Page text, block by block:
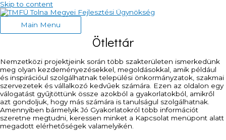
Skip to content
Main Menu
Ötlettár
Nemzetközi projektjeink során több szakterületen ismerkedünk
meg olyan kezdeményezésekkel, megoldásokkal, amik például
és inspirációul szolgálhatnak települési önkormányzatok, szakmai
szervezetek és vállalkozó kedvűek számára. Ezen az oldalon egy
válogatást gyűjtöttünk össze azokból a gyakorlatokból, amikről
azt gondoljuk, hogy más számára is tanulságul szolgálhatnak.
Amennyiben bármelyik Jó Gyakorlatokról több információt
szeretne megtudni, keressen minket a Kapcsolat menüpont alatt
megadott elérhetőségek valamelyikén.